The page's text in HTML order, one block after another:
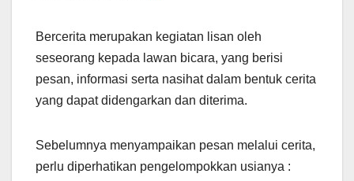
Bercerita merupakan kegiatan lisan oleh
seseorang kepada lawan bicara, yang berisi
pesan, informasi serta nasihat dalam bentuk cerita
yang dapat didengarkan dan diterima.
Sebelumnya menyampaikan pesan melalui cerita,
perlu diperhatikan pengelompokkan usianya :